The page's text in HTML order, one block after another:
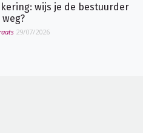
wijs je de bestuurder
29/07/2026